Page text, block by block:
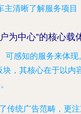
主清晰了解服务项目
为中心”的核心载
可感知的服务来体现
，其核心在于以内
传统广告范畴，更